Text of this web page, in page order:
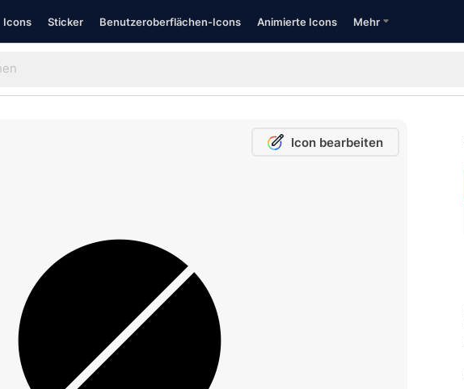
Icons Sticker Benutzeroberflächen-Icons Animierte Icons Mehr
Icon bearbeiten